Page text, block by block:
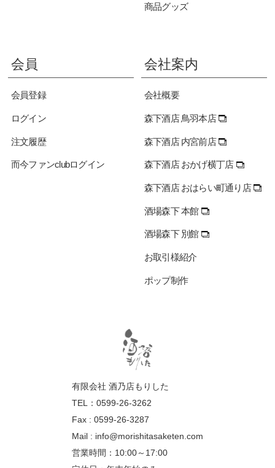
商品グッズ
会員
会員登録
ログイン
注文履歴
而今ファンclubログイン
会社案内
会社概要
森下酒店 鳥羽本店
森下酒店 内宮前店
森下酒店 おかげ横丁店
森下酒店 おはらい町通り店
酒場森下 本館
酒場森下 別館
お取引様紹介
ポップ制作
有限会社 酒乃店もりした
TEL：0599-26-3262
Fax : 0599-26-3287
Mail : info@morishitasaketen.com
営業時間：10:00～17:00